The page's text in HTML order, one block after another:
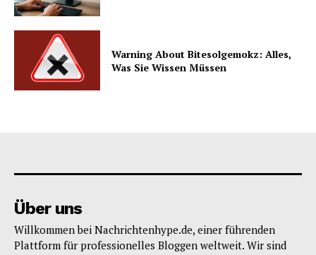
Warning About Bitesolgemokz: Alles,
Was Sie Wissen Müssen
Über uns
Willkommen bei Nachrichtenhype.de, einer führenden
Plattform für professionelles Bloggen weltweit. Wir sind